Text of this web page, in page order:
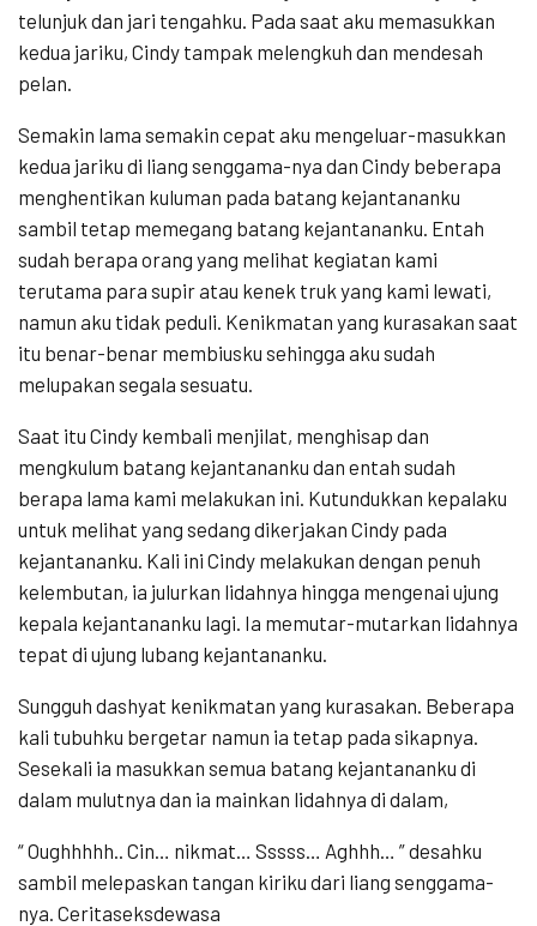
telunjuk dan jari tengahku. Pada saat aku memasukkan
kedua jariku, Cindy tampak melengkuh dan mendesah
pelan.
Semakin lama semakin cepat aku mengeluar-masukkan
kedua jariku di liang senggama-nya dan Cindy beberapa
menghentikan kuluman pada batang kejantananku
sambil tetap memegang batang kejantananku. Entah
sudah berapa orang yang melihat kegiatan kami
terutama para supir atau kenek truk yang kami lewati,
namun aku tidak peduli. Kenikmatan yang kurasakan saat
itu benar-benar membiusku sehingga aku sudah
melupakan segala sesuatu.
Saat itu Cindy kembali menjilat, menghisap dan
mengkulum batang kejantananku dan entah sudah
berapa lama kami melakukan ini. Kutundukkan kepalaku
untuk melihat yang sedang dikerjakan Cindy pada
kejantananku. Kali ini Cindy melakukan dengan penuh
kelembutan, ia julurkan lidahnya hingga mengenai ujung
kepala kejantananku lagi. Ia memutar-mutarkan lidahnya
tepat di ujung lubang kejantananku.
Sungguh dashyat kenikmatan yang kurasakan. Beberapa
kali tubuhku bergetar namun ia tetap pada sikapnya.
Sesekali ia masukkan semua batang kejantananku di
dalam mulutnya dan ia mainkan lidahnya di dalam,
“ Oughhhhh.. Cin… nikmat… Sssss… Aghhh… ” desahku
sambil melepaskan tangan kiriku dari liang senggama-
nya. Ceritaseksdewasa